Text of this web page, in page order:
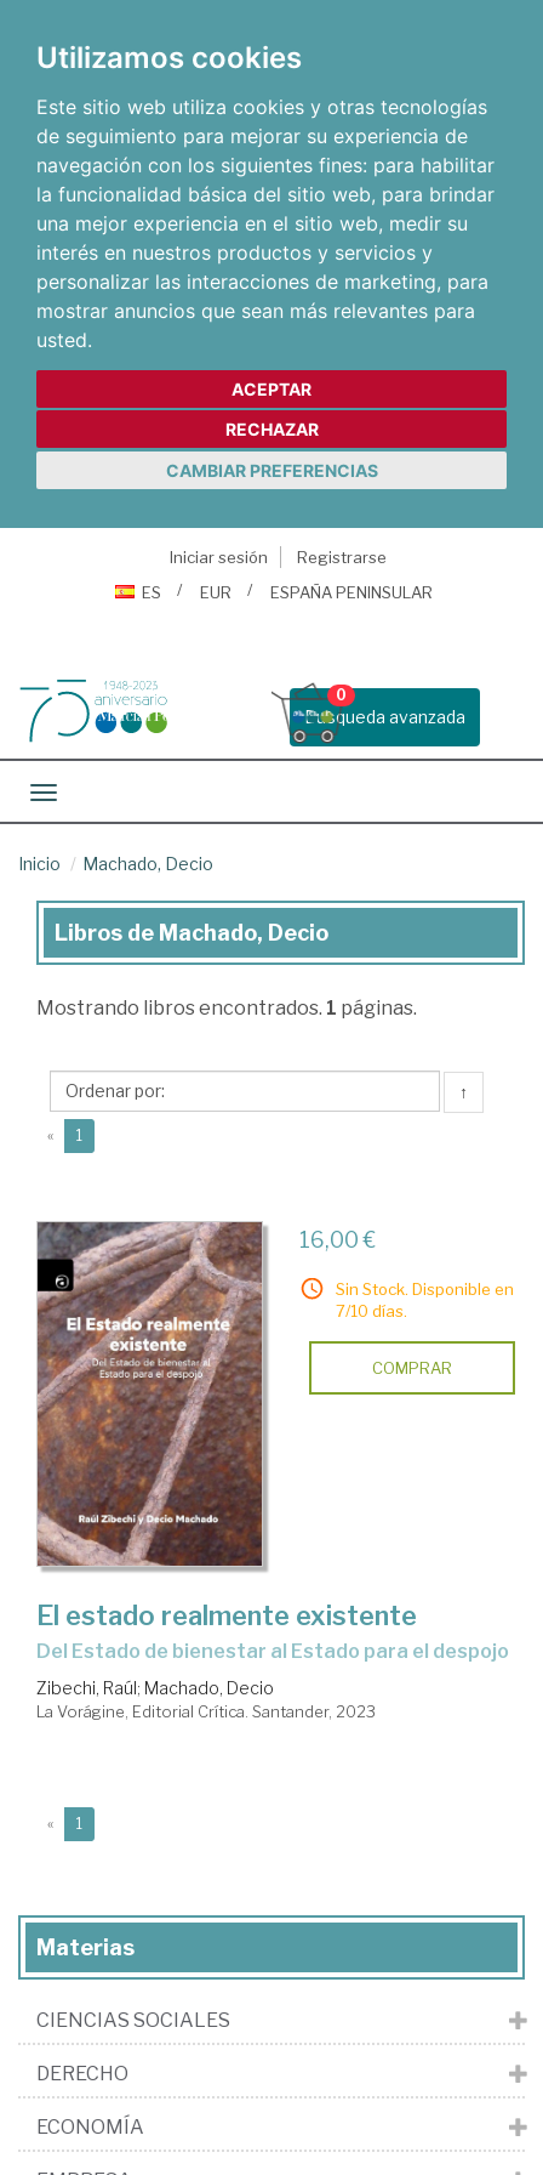
Utilizamos cookies
Este sitio web utiliza cookies y otras tecnologías
de seguimiento para mejorar su experiencia de
navegación con los siguientes fines: para habilitar
la funcionalidad básica del sitio web, para brindar
una mejor experiencia en el sitio web, medir su
interés en nuestros productos y servicios y
personalizar las interacciones de marketing, para
mostrar anuncios que sean más relevantes para
usted.
ACEPTAR
RECHAZAR
CAMBIAR PREFERENCIAS
Iniciar sesión
Registrarse
ES
EUR ESPAÑA PENINSULAR
Busqueda avanzada
0
Toggle navigation
Inicio Machado, Decio
Libros
Machado,
Libros de Machado, Decio
Mostrando libros encontrados. 1 páginas.
↑
« 1
16,00 €
Sin Stock. Disponible en
7/10 días.
COMPRAR
El estado realmente existente
Del Estado de bienestar al Estado para el despojo
Zibechi, Raúl; Machado, Decio
La Vorágine, Editorial Crítica. Santander, 2023
« 1
Materias
CIENCIAS SOCIALES
DERECHO
ECONOMÍA